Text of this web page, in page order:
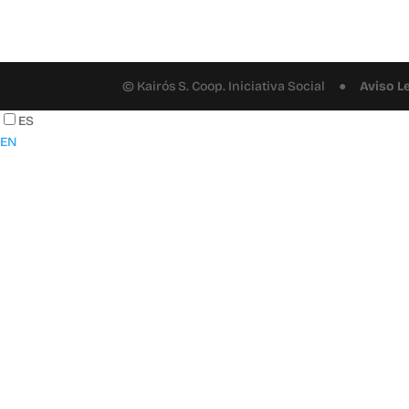
© Kairós S. Coop. Iniciativa Social ●Aviso
ES
EN